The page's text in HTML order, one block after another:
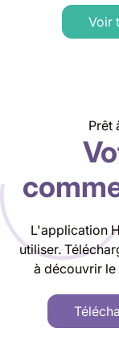
Voir
Prêt
L'application
utiliser.
à découvrir